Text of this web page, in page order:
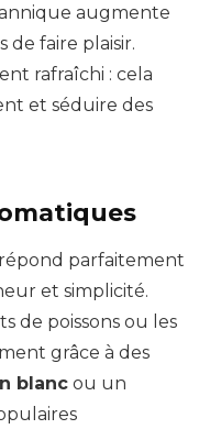
augmente
de faire plaisir.
rafraîchi : cela
et séduire des
parfaitement
et simplicité.
de poissons ou les
grâce à des
blanc ou un